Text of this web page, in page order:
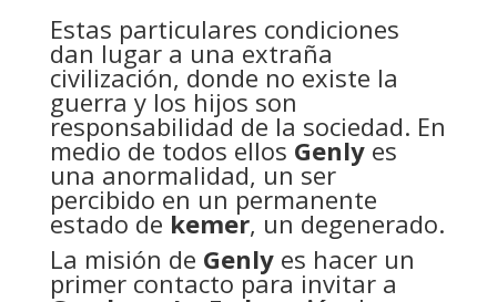
Estas particulares condiciones
dan lugar a una extraña
civilización, donde no existe la
guerra y los hijos son
responsabilidad de la sociedad. En
medio de todos ellos Genlyes
una anormalidad, un ser
percibido en un permanente
estado de kemer, un degenerado.
La misión de Genlyes hacer un
primer contacto para invitar a